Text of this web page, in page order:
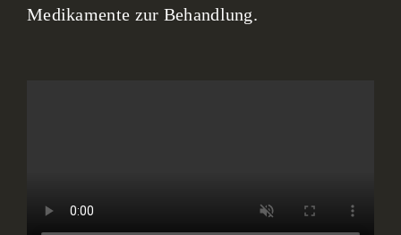
Medikamente zur Behandlung.